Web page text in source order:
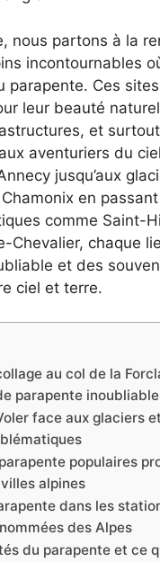
nous partons à la
incontournables
parapente. Ces
leur beauté
et
aventuriers du
jusqu’aux
en
comme Saint-
Chevalier, chaque
et des
ciel et terre.
au col de la
parapente inoubliable
face aux glaciers et
populaires
alpines
dans les
des Alpes
du parapente et ce